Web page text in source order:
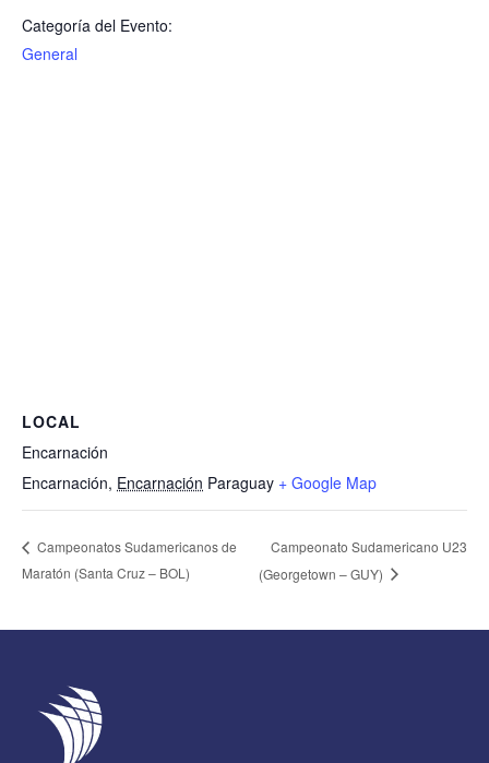
Categoría del Evento:
General
LOCAL
Encarnación
Encarnación, Encarnación Paraguay + Google Map
Campeonatos Sudamericanos de
Maratón (Santa Cruz – BOL)
Campeonato Sudamericano U23
(Georgetown – GUY)